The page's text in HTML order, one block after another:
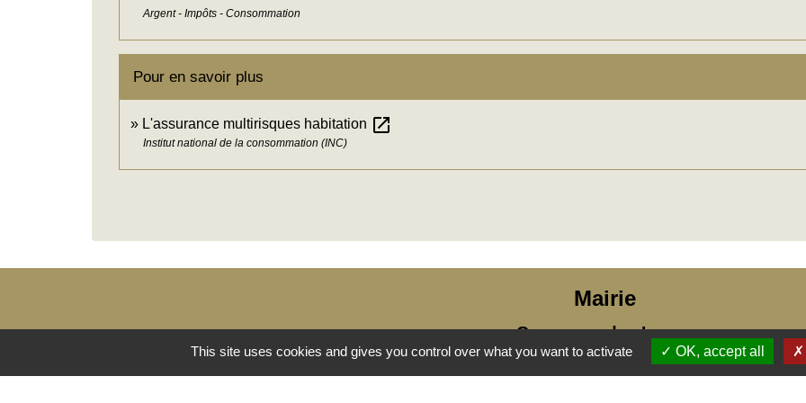
Argent - Impôts - Consommation
Pour en savoir plus
L'assurance multirisques habitation open_in_new
Institut national de la consommation (INC)
Mairie
Commune des Loges
31, place Léonide Lecompte
76790 Les Loges - FRANCE
This site uses cookies and gives you control over what you want to activate OK, accept all